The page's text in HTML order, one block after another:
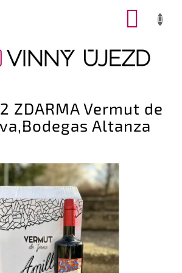
ZDARMA Vermut de
Altanza